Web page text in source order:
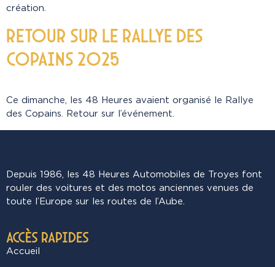
création.
Retour sur le Rallye des
Copains 2025
Ce dimanche, les 48 Heures avaient organisé le Rallye
des Copains. Retour sur l’événement.
Depuis 1986, les 48 Heures Automobiles de Troyes font
rouler des voitures et des motos anciennes venues de
toute l’Europe sur les routes de l’Aube.
Accès rapides
Accueil